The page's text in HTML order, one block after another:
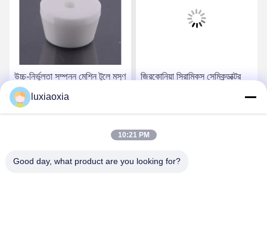
উচ্চ-নির্ভুলতা সম্পন্ন মেশিন টুলে মসৃণ
এবং নির্ভুল গতির জন্য সুক্ষ্মভাবে তৈরি
জিরকোনিয়া সিরামিক
জিরকোনিয়া সিরামিকস সেমিকন্ডাক্টর
luxiaoxia
10:21 PM
Good day, what product are you looking for?